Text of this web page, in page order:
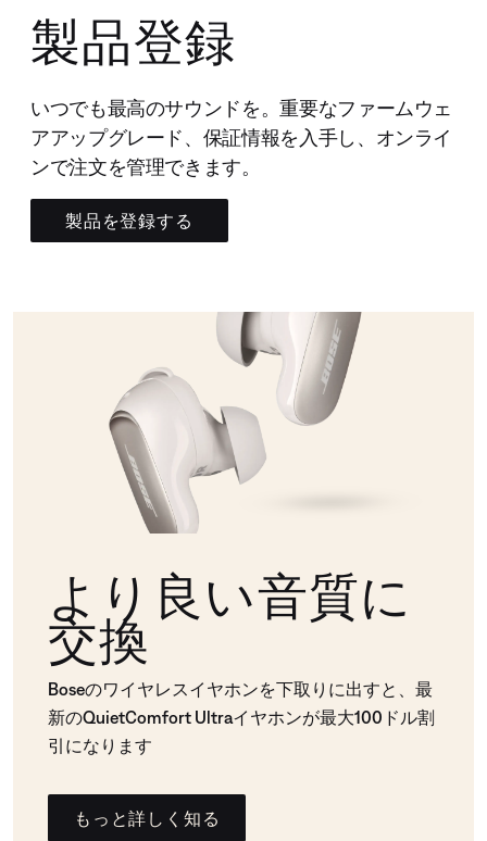
製品登録
いつでも最高のサウンドを。重要なファームウェ
アアップグレード、保証情報を入手し、オンライ
ンで注文を管理できます。
製品を登録する
より良い音質に
交換
Boseのワイヤレスイヤホンを下取りに出すと、最
新のQuietComfort Ultraイヤホンが最大100ドル割
引になります
もっと詳しく知る